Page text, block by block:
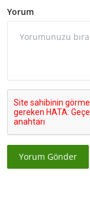
Yorum
Yorum Gönder